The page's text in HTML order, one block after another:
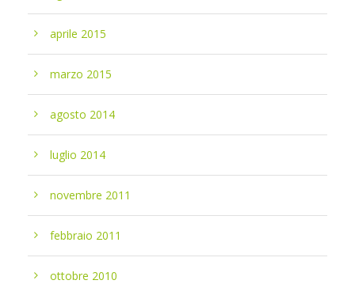
aprile 2015
marzo 2015
agosto 2014
luglio 2014
novembre 2011
febbraio 2011
ottobre 2010